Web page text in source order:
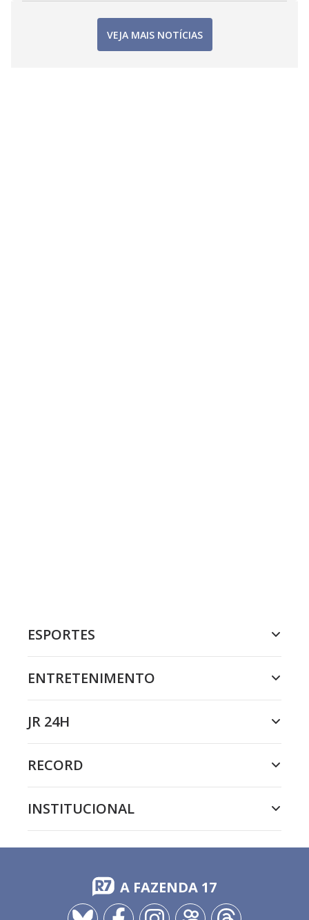
VEJA MAIS NOTÍCIAS
ESPORTES
ENTRETENIMENTO
JR 24H
RECORD
INSTITUCIONAL
A FAZENDA 17